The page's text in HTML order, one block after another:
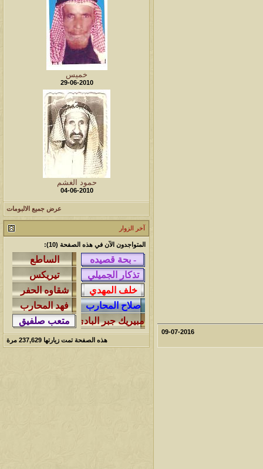
آخر مشاركة
ابن صلفيق
آخر مشاركة
الميآسية
09-07-2016
خميس
29-06-2010
حمود الغشم
04-06-2010
عرض جميع الالبومات
آخر الزوار
المتواجدون الآن في هذه الصفحة (10):
هذه الصفحة تمت زيارتها 237,629 مرة